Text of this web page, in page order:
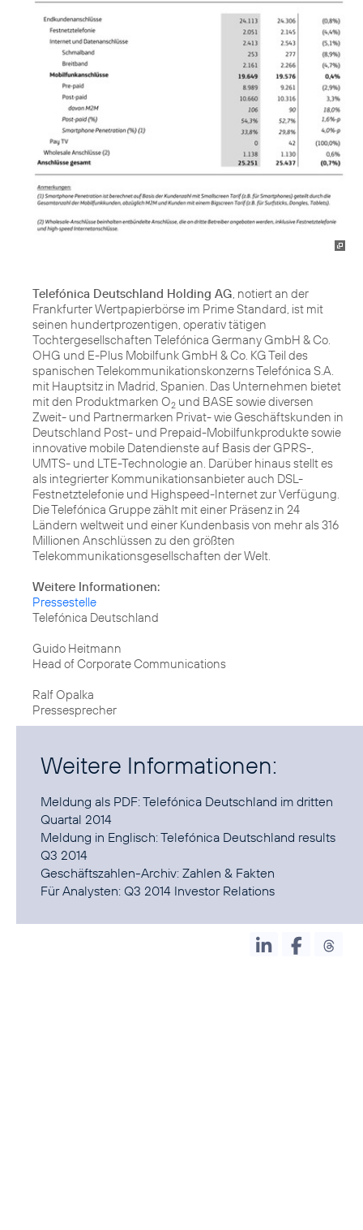
Telefónica Deutschland Holding AG , notiert an der
Frankfurter Wertpapierbörse im Prime Standard, ist mit
seinen hundertprozentigen, operativ tätigen
Tochtergesellschaften Telefónica Germany GmbH & Co.
OHG und E-Plus Mobilfunk GmbH & Co. KG Teil des
spanischen Telekommunikationskonzerns Telefónica S.A.
mit Hauptsitz in Madrid, Spanien. Das Unternehmen bietet
mit den Produktmarken O2 und BASE sowie diversen
Zweit- und Partnermarken Privat- wie Geschäftskunden in
Deutschland Post- und Prepaid-Mobilfunkprodukte sowie
innovative mobile Datendienste auf Basis der GPRS-,
UMTS- und LTE-Technologie an. Darüber hinaus stellt es
als integrierter Kommunikationsanbieter auch DSL-
Festnetztelefonie und Highspeed-Internet zur Verfügung.
Die Telefónica Gruppe zählt mit einer Präsenz in 24
Ländern weltweit und einer Kundenbasis von mehr als 316
Millionen Anschlüssen zu den größten
Telekommunikationsgesellschaften der Welt.
Weitere Informationen:
Pressestelle
Telefónica Deutschland
Guido Heitmann
Head of Corporate Communications
Ralf Opalka
Pressesprecher
Weitere Informationen:
Meldung als PDF:Telefónica Deutschland im dritten
Quartal 2014
Meldung in Englisch:Telefónica Deutschland results
Q3 2014
Geschäftszahlen-Archiv: Zahlen & Fakten
Für Analysten: Q3 2014 Investor Relations